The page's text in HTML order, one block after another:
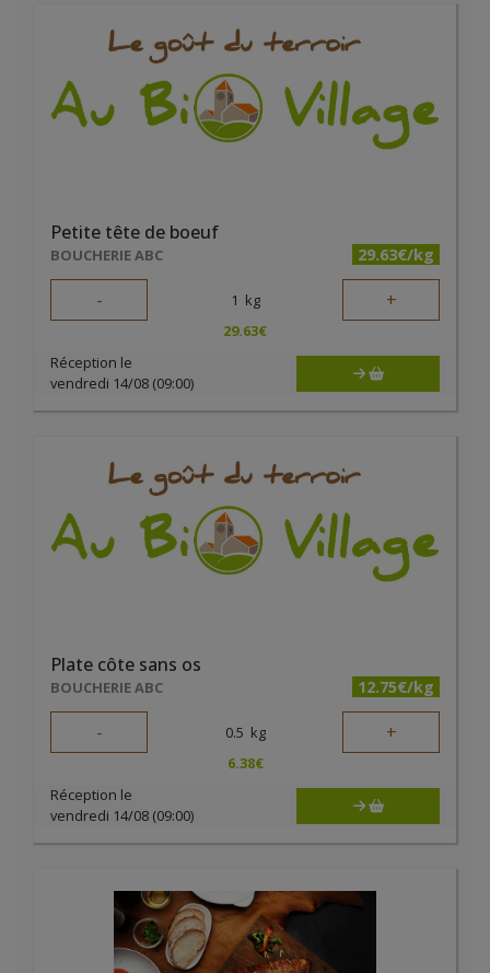
Petite tête de boeuf
BOUCHERIE ABC 29.63€/kg
- 1 kg +
29.63€
Réception le
vendredi 14/08 (09:00)
Plate côte sans os
BOUCHERIE ABC 12.75€/kg
- 0.5 kg +
6.38€
Réception le
vendredi 14/08 (09:00)